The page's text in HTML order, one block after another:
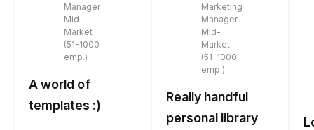
Manager
Mid-
Market
(51-1000
emp.)
A world of
templates :)
Marketing
Manager
Mid-
Market
(51-1000
emp.)
Really handful
personal library